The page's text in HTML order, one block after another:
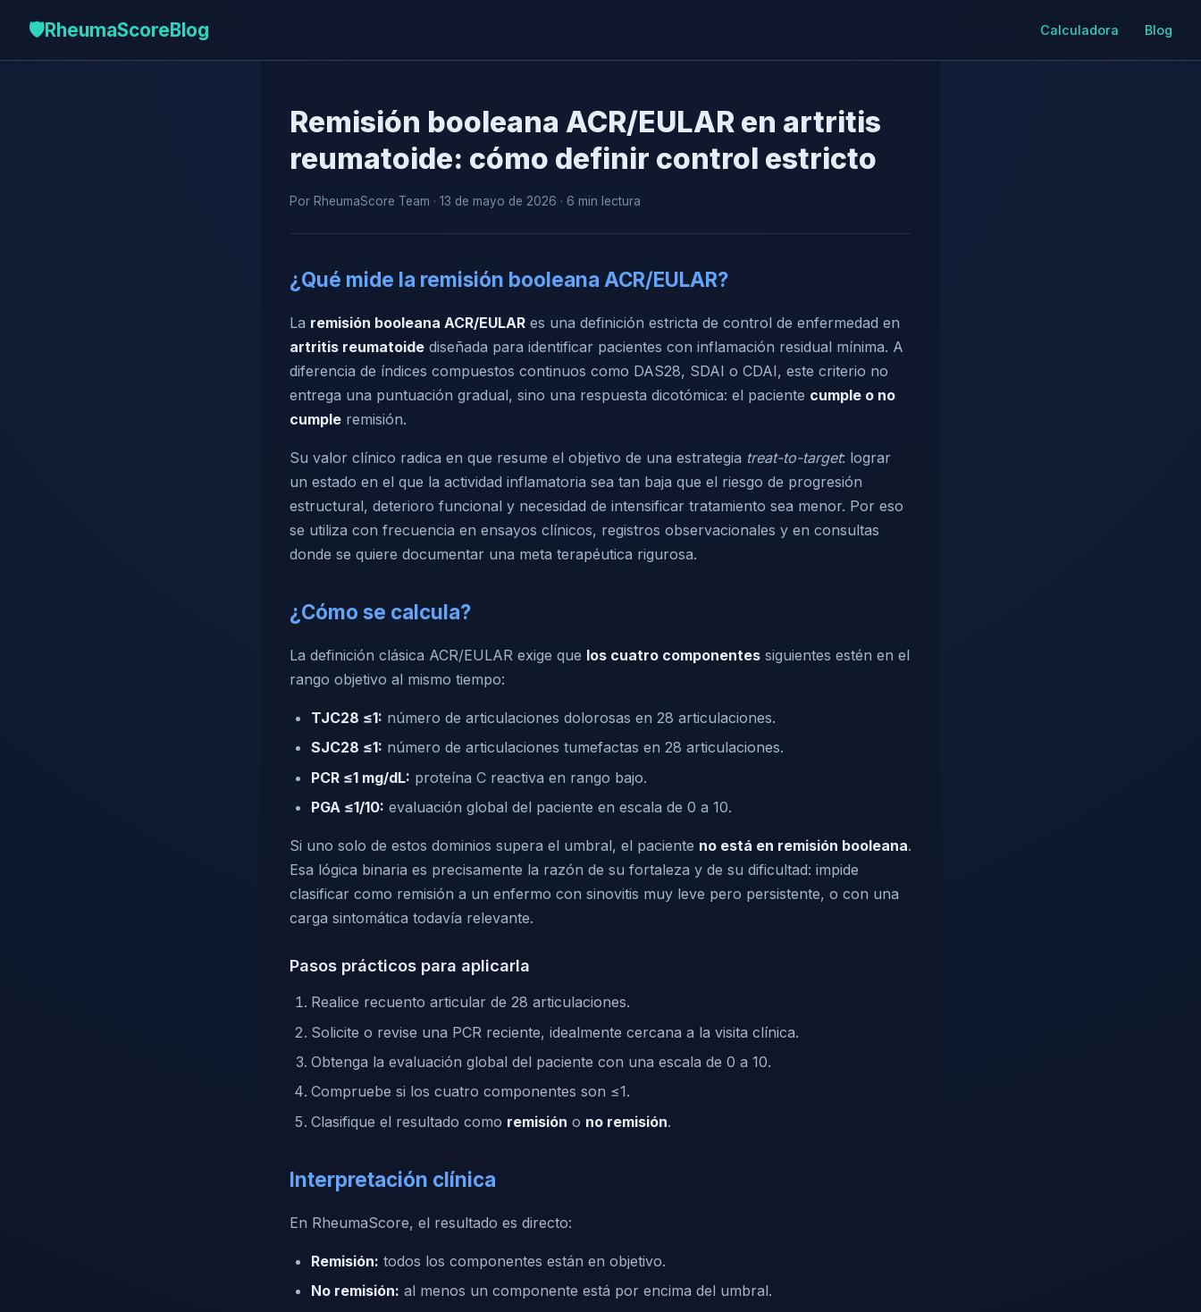
🛡️RheumaScoreBlog Calculadora Blog
Remisión booleana ACR/EULAR en artritis
reumatoide: cómo definir control estricto
Por RheumaScore Team · 13 de mayo de 2026 · 6 min lectura
¿Qué mide la remisión booleana ACR/EULAR?
La remisión booleana ACR/EULAR es una definición estricta de control de enfermedad en
artritis reumatoide diseñada para identificar pacientes con inflamación residual mínima. A
diferencia de índices compuestos continuos como DAS28, SDAI o CDAI, este criterio no
entrega una puntuación gradual, sino una respuesta dicotómica: el paciente cumple o no
cumple remisión.
Su valor clínico radica en que resume el objetivo de una estrategia treat-to-target: lograr
un estado en el que la actividad inflamatoria sea tan baja que el riesgo de progresión
estructural, deterioro funcional y necesidad de intensificar tratamiento sea menor. Por eso
se utiliza con frecuencia en ensayos clínicos, registros observacionales y en consultas
donde se quiere documentar una meta terapéutica rigurosa.
¿Cómo se calcula?
La definición clásica ACR/EULAR exige que los cuatro componentes siguientes estén en el
rango objetivo al mismo tiempo:
TJC28 ≤1: número de articulaciones dolorosas en 28 articulaciones.
SJC28 ≤1: número de articulaciones tumefactas en 28 articulaciones.
PCR ≤1 mg/dL: proteína C reactiva en rango bajo.
PGA ≤1/10: evaluación global del paciente en escala de 0 a 10.
Si uno solo de estos dominios supera el umbral, el paciente no está en remisión booleana.
Esa lógica binaria es precisamente la razón de su fortaleza y de su dificultad: impide
clasificar como remisión a un enfermo con sinovitis muy leve pero persistente, o con una
carga sintomática todavía relevante.
Pasos prácticos para aplicarla
Realice recuento articular de 28 articulaciones.
Solicite o revise una PCR reciente, idealmente cercana a la visita clínica.
Obtenga la evaluación global del paciente con una escala de 0 a 10.
Compruebe si los cuatro componentes son ≤1.
Clasifique el resultado como remisión o no remisión.
Interpretación clínica
En RheumaScore, el resultado es directo:
Remisión: todos los componentes están en objetivo.
No remisión: al menos un componente está por encima del umbral.